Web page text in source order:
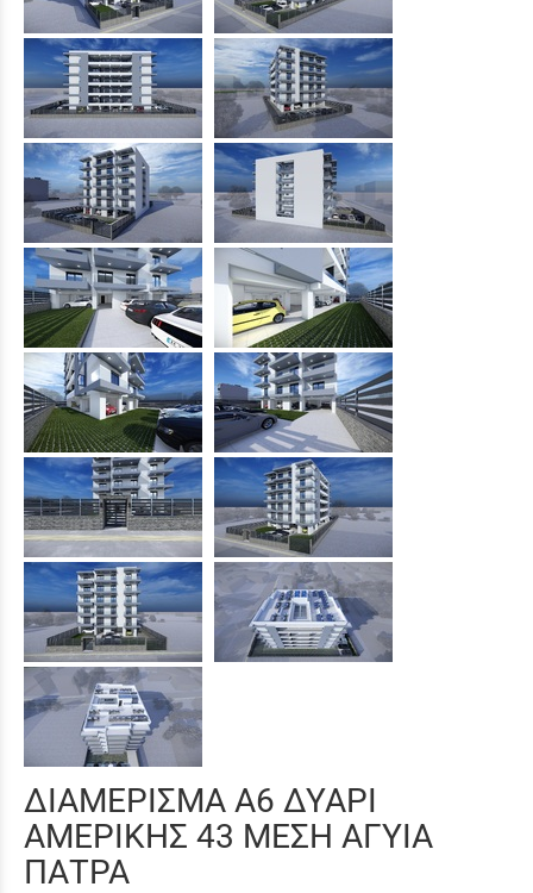
ΔΙΑΜΕΡΙΣΜΑ Α6 ΔΥΑΡΙ
ΑΜΕΡΙΚΗΣ 43 ΜΕΣΗ ΑΓΥΙΑ
ΠΑΤΡΑ